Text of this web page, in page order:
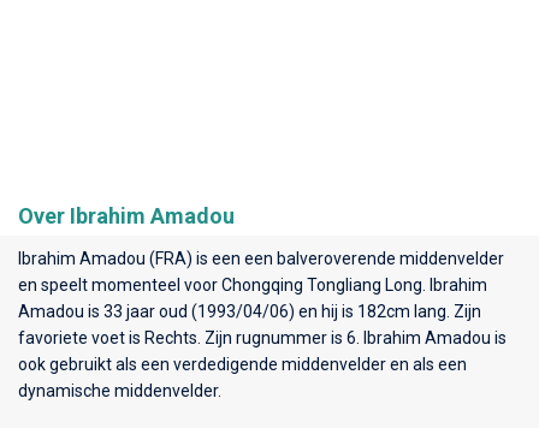
Over Ibrahim Amadou
Ibrahim Amadou (FRA) is een een balveroverende middenvelder
en speelt momenteel voorChongqing Tongliang Long . Ibrahim
Amadou is 33 jaar oud (1993/04/06) en hij is 182cm lang. Zijn
favoriete voet is Rechts. Zijn rugnummer is 6. Ibrahim Amadou is
ook gebruikt als een verdedigende middenvelder en als een
dynamische middenvelder.